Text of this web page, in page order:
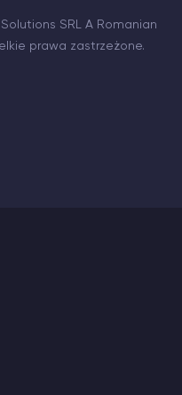
SRL A Romanian
prawa zastrzeżone.